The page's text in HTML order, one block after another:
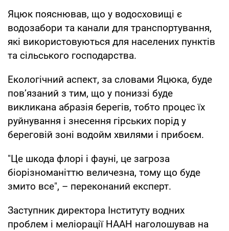
Яцюк пояснював, що у водосховищі є
водозабори та канали для транспортування,
які використовуються для населених пунктів
та сільського господарства.
Екологічний аспект, за словами Яцюка, буде
пов’язаний з тим, що у пониззі буде
викликана абразія берегів, тобто процес їх
руйнування і знесення гірських порід у
береговій зоні водойм хвилями і прибоєм.
"Це шкода флорі і фауні, це загроза
біорізноманіттю величезна, тому що буде
змито все", – переконаний експерт.
Заступник директора Інституту водних
проблем і меліорації НААН наголошував на